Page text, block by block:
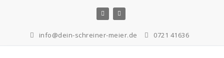
info@dein-schreiner-meier.de 0721 41636